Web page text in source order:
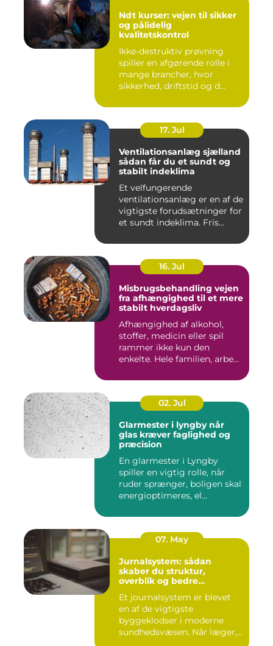
Ndt kurser: vejen til sikker
og pålidelig
kvalitetskontrol
Ikke-destruktiv prøvning
spiller en afgørende rolle i
mange brancher, hvor
sikkerhed, driftstid og d...
17. Jul
Ventilationsanlæg sjælland
sådan får du et sundt og
stabilt indeklima
Et velfungerende
ventilationsanlæg er en af de
vigtigste forudsætninger for
et sundt indeklima. Fris...
16. Jul
Misbrugsbehandling vejen
fra afhængighed til et mere
stabilt hverdagsliv
Afhængighed af alkohol,
stoffer, medicin eller spil
rammer ikke kun den
enkelte. Hele familien, arbe...
02. Jul
Glarmester i lyngby når
glas kræver faglighed og
præcision
En glarmester i Lyngby
spiller en vigtig rolle, når
ruder sprænger, boligen skal
energioptimeres, el...
07. May
Jurnalsystem: sådan
skaber du struktur,
overblik og bedre
Et journalsystem er blevet
en af de vigtigste
byggeklodser i moderne
sundhedsvæsen. Når læger,